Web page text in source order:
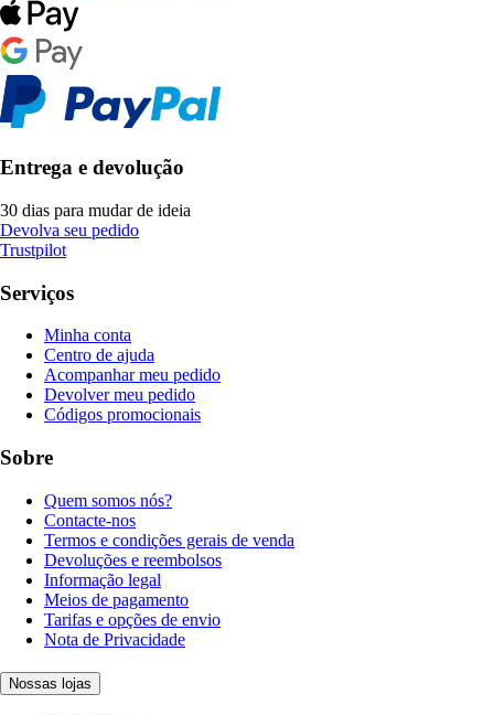
Entrega e devolução
30 dias para mudar de ideia
Devolva seu pedido
Trustpilot
Serviços
Minha conta
Centro de ajuda
Acompanhar meu pedido
Devolver meu pedido
Códigos promocionais
Sobre
Quem somos nós?
Contacte-nos
Termos e condições gerais de venda
Devoluções e reembolsos
Informação legal
Meios de pagamento
Tarifas e opções de envio
Nota de Privacidade
Nossas lojas